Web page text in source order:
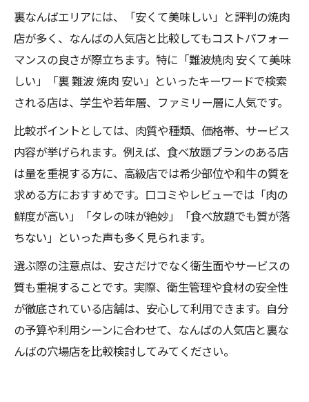
裏なんばエリアには、「安くて美味しい」と評判の焼肉
店が多く、なんばの人気店と比較してもコストパフォー
マンスの良さが際立ちます。特に「難波焼肉 安くて美味
しい」「裏 難波 焼肉 安い」といったキーワードで検索
される店は、学生や若年層、ファミリー層に人気です。
比較ポイントとしては、肉質や種類、価格帯、サービス
内容が挙げられます。例えば、食べ放題プランのある店
は量を重視する方に、高級店では希少部位や和牛の質を
求める方におすすめです。口コミやレビューでは「肉の
鮮度が高い」「タレの味が絶妙」「食べ放題でも質が落
ちない」といった声も多く見られます。
選ぶ際の注意点は、安さだけでなく衛生面やサービスの
質も重視することです。実際、衛生管理や食材の安全性
が徹底されている店舗は、安心して利用できます。自分
の予算や利用シーンに合わせて、なんばの人気店と裏な
んばの穴場店を比較検討してみてください。